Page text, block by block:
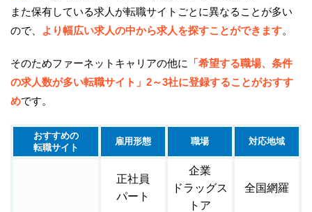
また保有している求人が転職サイトごとに異なることが多い
ので、
より幅広い求人の中から求人を探すことができます。
そのためファーネットキャリアの他に
「希望する職場、条件
の求人数が多い転職サイト」2～3社に登録することがおすす
めです。
おすすめの
転職サイト
雇用形態 職場 対応地域
正社員
パート
企業
ドラッグス
トア
全国網羅